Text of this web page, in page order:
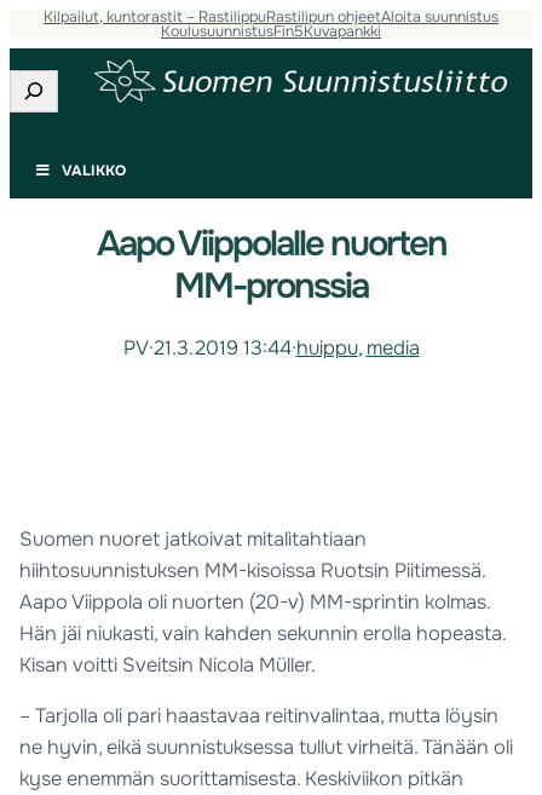
Kilpailut, kuntorastit – RastilippuRastilipun ohjeetAloita suunnistus
KoulusuunnistusFin5Kuvapankki
Etsi
VALIKKO
Aapo Viippolalle nuorten
MM-pronssia
PV·21.3.2019 13:44·huippu, media
Suomen nuoret jatkoivat mitalitahtiaan
hiihtosuunnistuksen MM-kisoissa Ruotsin Piitimessä.
Aapo Viippola oli nuorten (20-v) MM-sprintin kolmas.
Hän jäi niukasti, vain kahden sekunnin erolla hopeasta.
Kisan voitti Sveitsin Nicola Müller.
– Tarjolla oli pari haastavaa reitinvalintaa, mutta löysin
ne hyvin, eikä suunnistuksessa tullut virheitä. Tänään oli
kyse enemmän suorittamisesta. Keskiviikon pitkän